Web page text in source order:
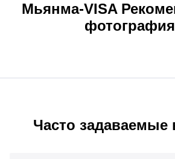
Мьянма-VISA
Часто задаваемые